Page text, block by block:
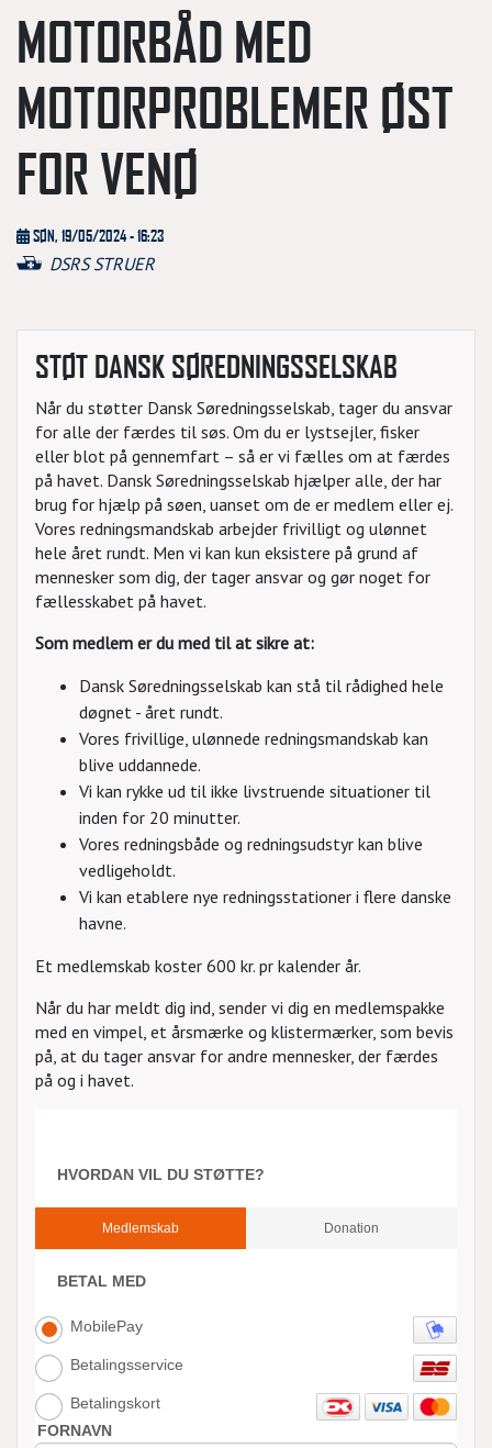
MOTORBÅD MED
MOTORPROBLEMER ØST
FOR VENØ
SØN, 19/05/2024 - 16:23
DSRS STRUER
STØT DANSK SØREDNINGSSELSKAB
Når du støtter Dansk Søredningsselskab, tager du ansvar
for alle der færdes til søs. Om du er lystsejler, fisker
eller blot på gennemfart – så er vi fælles om at færdes
på havet. Dansk Søredningsselskab hjælper alle, der har
brug for hjælp på søen, uanset om de er medlem eller ej.
Vores redningsmandskab arbejder frivilligt og ulønnet
hele året rundt. Men vi kan kun eksistere på grund af
mennesker som dig, der tager ansvar og gør noget for
fællesskabet på havet.
Som medlem er du med til at sikre at:
Dansk Søredningsselskab kan stå til rådighed hele
døgnet - året rundt.
Vores frivillige, ulønnede redningsmandskab kan
blive uddannede.
Vi kan rykke ud til ikke livstruende situationer til
inden for 20 minutter.
Vores redningsbåde og redningsudstyr kan blive
vedligeholdt.
Vi kan etablere nye redningsstationer i flere danske
havne.
Et medlemskab koster 600 kr. pr kalender år.
Når du har meldt dig ind, sender vi dig en medlemspakke
med en vimpel, et årsmærke og klistermærker, som bevis
på, at du tager ansvar for andre mennesker, der færdes
på og i havet.